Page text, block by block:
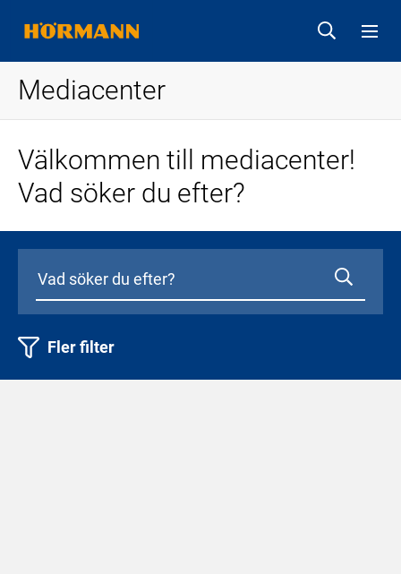
Mediacenter
Välkommen till mediacenter!
Vad söker du efter?
Fler filter